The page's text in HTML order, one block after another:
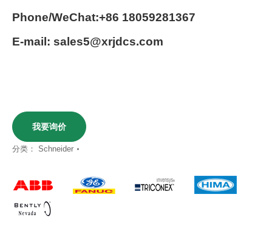
Phone/WeChat:+86 18059281367
E-mail: sales5@xrjdcs.com
我要询价
分类： Schneider